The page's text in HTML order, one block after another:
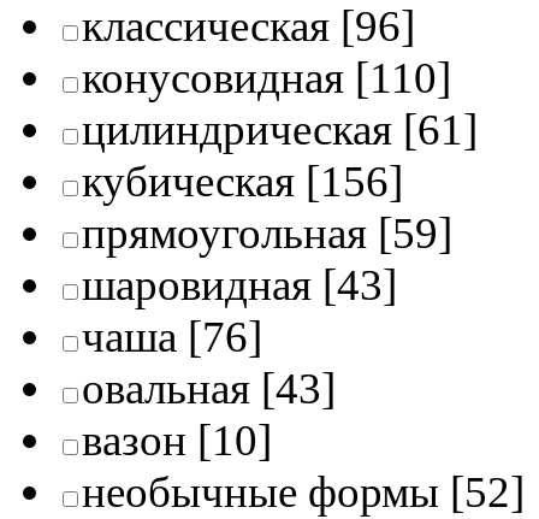
классическая [96]
конусовидная [110]
цилиндрическая [61]
кубическая [156]
прямоугольная [59]
шаровидная [43]
чаша [76]
овальная [43]
вазон [10]
необычные формы [52]